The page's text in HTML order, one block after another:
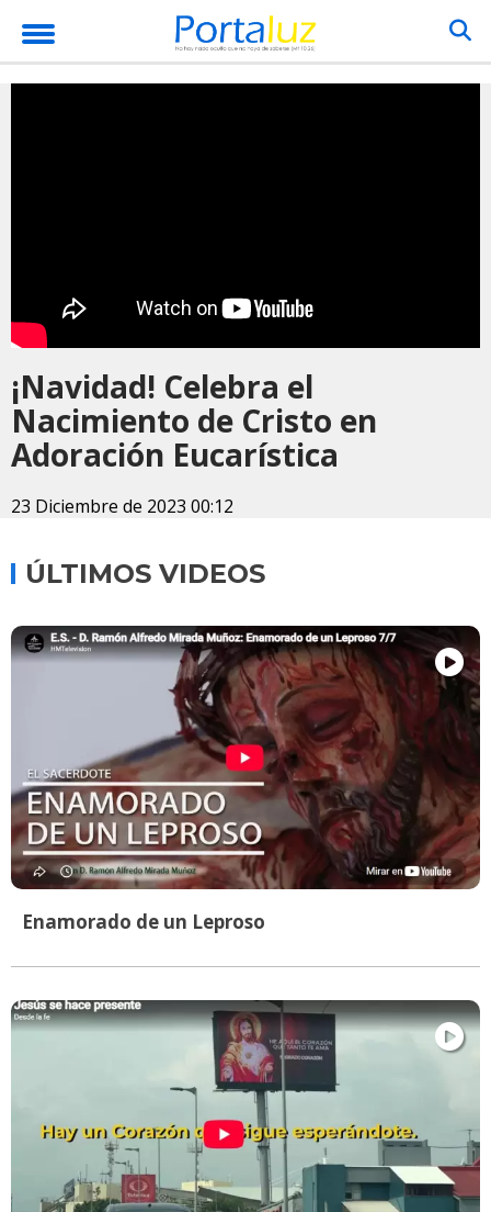
¡Navidad! Celebra el
Nacimiento de Cristo en
Adoración Eucarística
23 Diciembre de 2023 00:12
ÚLTIMOS VIDEOS
Enamorado de un Leproso